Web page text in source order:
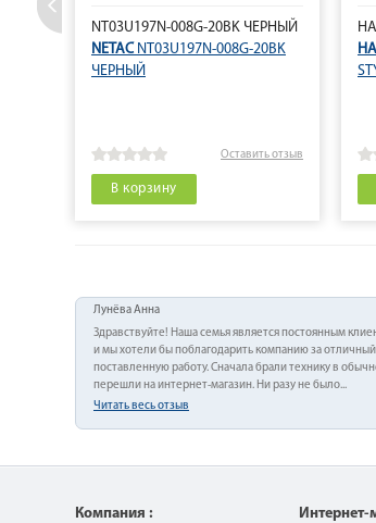
NT03U197N-008G-20BK ЧЕРНЫЙ
NETACNT03U197N-008G-20BK
ЧЕРНЫЙ
Оставить отзыв
В корзину
Лунёва Анна
Здравствуйте! Наша семья является постоянным
и мы хотели бы поблагодарить компанию за
поставленную работу. Сначала брали технику в
перешли на интернет-магазин. Ни разу не было...
Читать весь отзыв
Компания : Интернет-